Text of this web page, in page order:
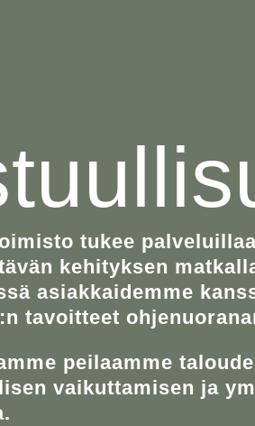
tukee
kehityksen
asiakkaidemme
:n tavoitteet
peilaamme
vaikuttamisen ja